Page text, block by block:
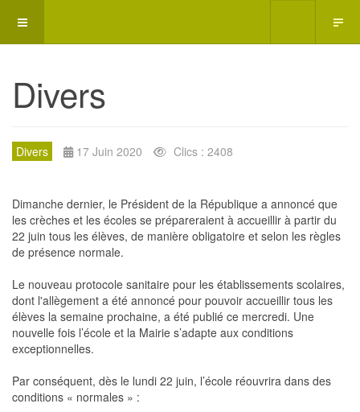
Divers
Divers 17 Juin 2020 Clics : 2408
Dimanche dernier, le Président de la République a annoncé que
les crèches et les écoles se prépareraient à accueillir à partir du
22 juin tous les élèves, de manière obligatoire et selon les règles
de présence normale.
Le nouveau protocole sanitaire pour les établissements scolaires,
dont l'allègement a été annoncé pour pouvoir accueillir tous les
élèves la semaine prochaine, a été publié ce mercredi. Une
nouvelle fois l’école et la Mairie s’adapte aux conditions
exceptionnelles.
Par conséquent, dès le lundi 22 juin, l’école réouvrira dans des
conditions « normales » :